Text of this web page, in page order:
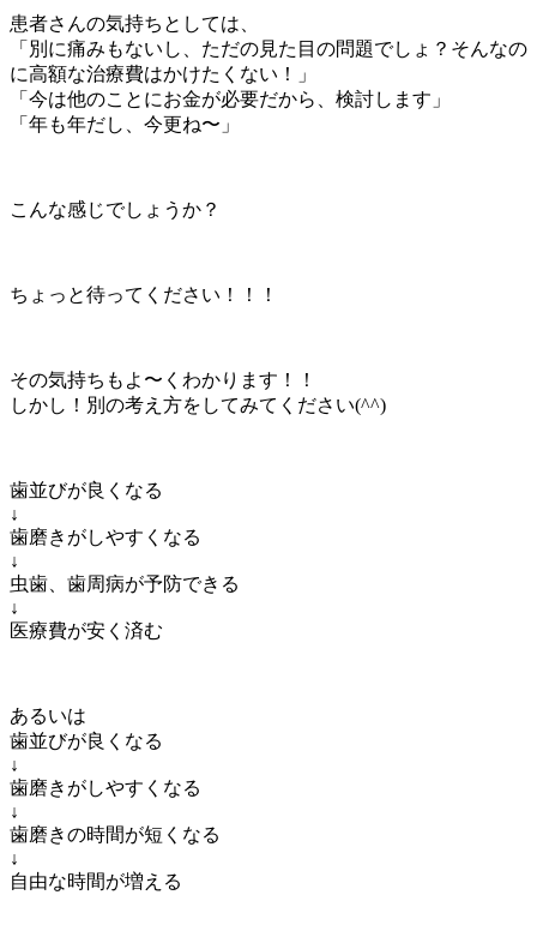
患者さんの気持ちとしては、
「別に痛みもないし、ただの見た目の問題でしょ？そんなの
に高額な治療費はかけたくない！」
「今は他のことにお金が必要だから、検討します」
「年も年だし、今更ね〜」
こんな感じでしょうか？
ちょっと待ってください！！！
その気持ちもよ〜くわかります！！
しかし！別の考え方をしてみてください(^^)
歯並びが良くなる
↓
歯磨きがしやすくなる
↓
虫歯、歯周病が予防できる
↓
医療費が安く済む
あるいは
歯並びが良くなる
↓
歯磨きがしやすくなる
↓
歯磨きの時間が短くなる
↓
自由な時間が増える